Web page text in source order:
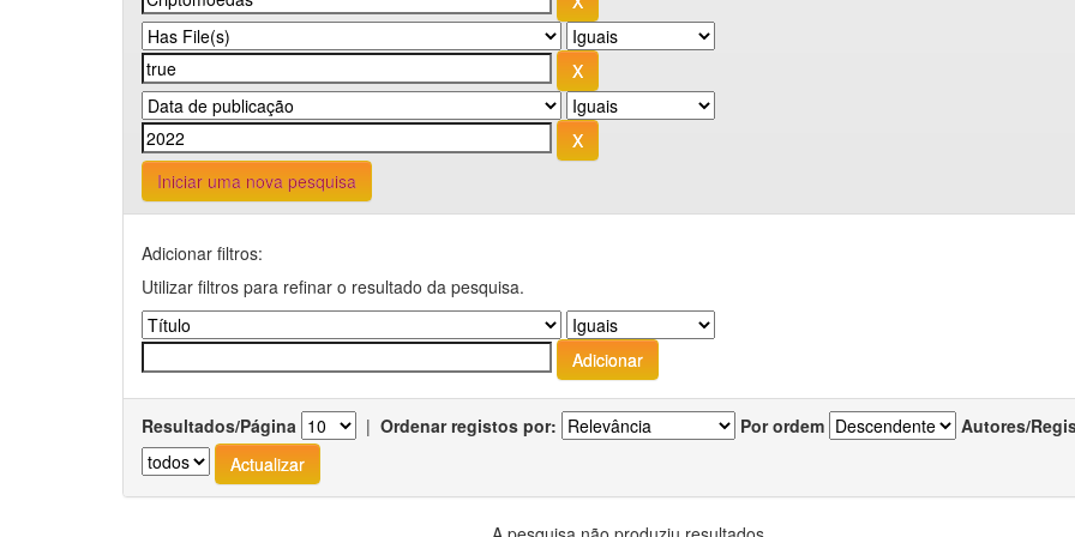
Iniciar uma nova pesquisa
Adicionar filtros:
Utilizar filtros para refinar o resultado da pesquisa.
Resultados/Página | Ordenar registos por: Por ordem Autores/